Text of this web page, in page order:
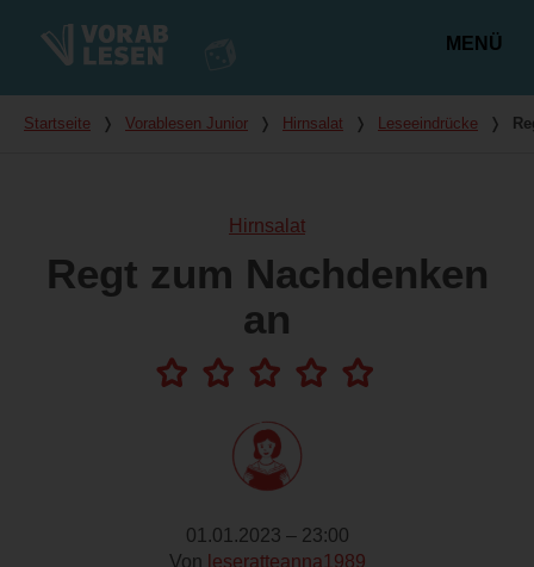
MENÜ
Du bist hier
Startseite ❭ Vorablesen Junior ❭ Hirnsalat ❭ Leseeindrücke ❭
Hirnsalat
Regt zum Nachdenken
an
01.01.2023 – 23:00
Von leseratteanna1989